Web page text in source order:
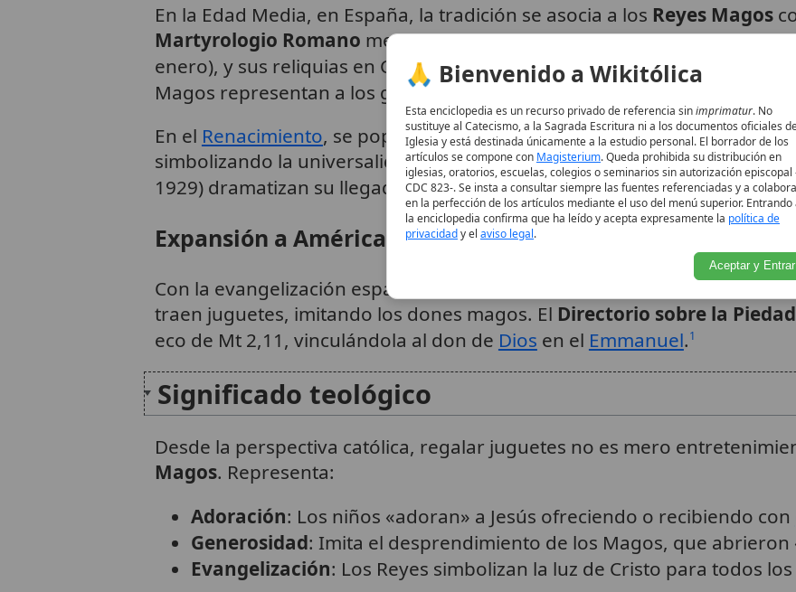
En la Edad Media, en España, la tradición se asocia a los Reyes Magos
Martyrologio Romano menciona a san Gaspar (1 enero),san Melchor
enero), y sus reliquias en Colonia refuerzan su culto. 4, 7Textos como los
Magos representan a los gentiles ofreciendo presentes, modelo para
En el Renacimiento, se populariza la idea detres edades(joven,
simbolizando la universalidad. En España, cabalgatas como la de
1929) dramatizan su llegada, culminando en regalos a niños.8
Expansión a América Latina
Con la evangelización española, la tradición cruza el Atlántico. En
traen juguetes, imitando los dones magos. El Directorio sobre la
eco de Mt 2,11, vinculándola al don de Dios en el Emmanuel.1
Significado teológico
Desde la perspectiva católica, regalar juguetes no es mero
Magos. Representa:
Adoración: Los niños «adoran» a Jesús ofreciendo o recibiendo con
Generosidad: Imita el desprendimiento de los Magos, que abrieron
Evangelización: Los Reyes simbolizan la luz de Cristo para todos
🙏 Bienvenido a Wikitólica
Esta enciclopedia es un recurso privado de referencia sinimprimatur. No
sustituye al Catecismo, a la Sagrada Escritura ni a los documentos oficiales
Iglesia y está destinada únicamente a la estudio personal. El borrador de los
artículos se compone con Magisterium. Queda prohibida su distribución en
iglesias, oratorios, escuelas, colegios o seminarios sin autorización episcopal
CDC 823-. Se insta a consultar siempre las fuentes referenciadas y a
en la perfección de los artículos mediante el uso del menú superior. Entrando
la enciclopedia confirma que ha leído y acepta expresamente la política de
privacidady el aviso legal.
Aceptar y Entrar